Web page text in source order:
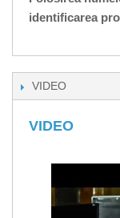
identificarea
VIDEO
VIDEO